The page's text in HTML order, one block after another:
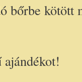
bőrbe kötött